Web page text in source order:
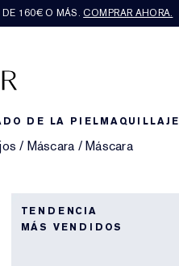
DE 160€ O MÁS. COMPRAR AHORA.
DE LA PIELMAQUILLAJE
/ Máscara /Máscara
TENDENCIA
MÁS VENDIDOS